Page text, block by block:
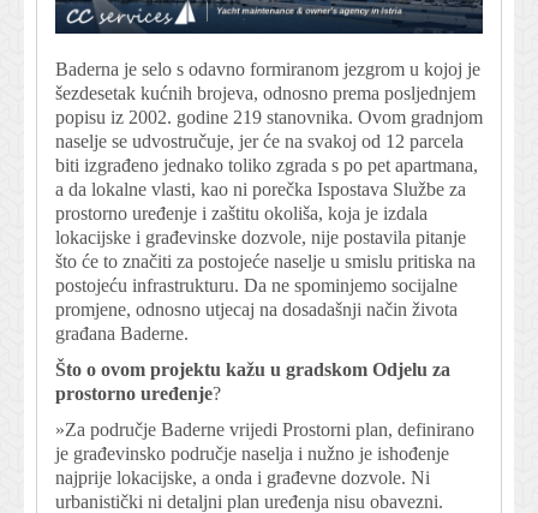
Baderna je selo s odavno formiranom jezgrom u kojoj je
šezdesetak kućnih brojeva, odnosno prema posljednjem
popisu iz 2002. godine 219 stanovnika. Ovom gradnjom
naselje se udvostručuje, jer će na svakoj od 12 parcela
biti izgrađeno jednako toliko zgrada s po pet apartmana,
a da lokalne vlasti, kao ni porečka Ispostava Službe za
prostorno uređenje i zaštitu okoliša, koja je izdala
lokacijske i građevinske dozvole, nije postavila pitanje
što će to značiti za postojeće naselje u smislu pritiska na
postojeću infrastrukturu. Da ne spominjemo socijalne
promjene, odnosno utjecaj na dosadašnji način života
građana Baderne.
Što o ovom projektu kažu u gradskom Odjelu za
prostorno uređenje?
»Za područje Baderne vrijedi Prostorni plan, definirano
je građevinsko područje naselja i nužno je ishođenje
najprije lokacijske, a onda i građevne dozvole. Ni
urbanistički ni detaljni plan uređenja nisu obavezni.